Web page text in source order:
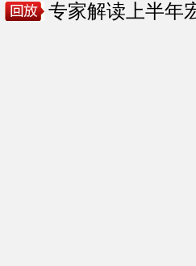
专家解读上半年